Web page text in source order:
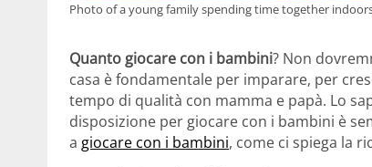
Photo of a young family spending time together
Quanto giocare con i bambini? Non
casa è fondamentale per imparare, per
tempo di qualità con mamma e papà. Lo
disposizione per giocare con i bambini è
a giocare con i bambini, come ci spiega la